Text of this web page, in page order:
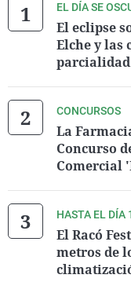
EL DÍA SE
El eclipse
Elche y las
parcialidad
CONCURSOS
La
Concurso
Comercial
HASTA EL DÍA
El Racó
metros de